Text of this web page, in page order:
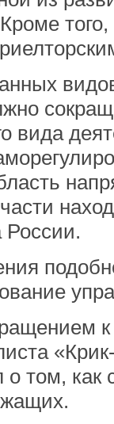
вида
России.
к
том, как